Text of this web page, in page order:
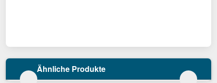
Ähnliche Produkte